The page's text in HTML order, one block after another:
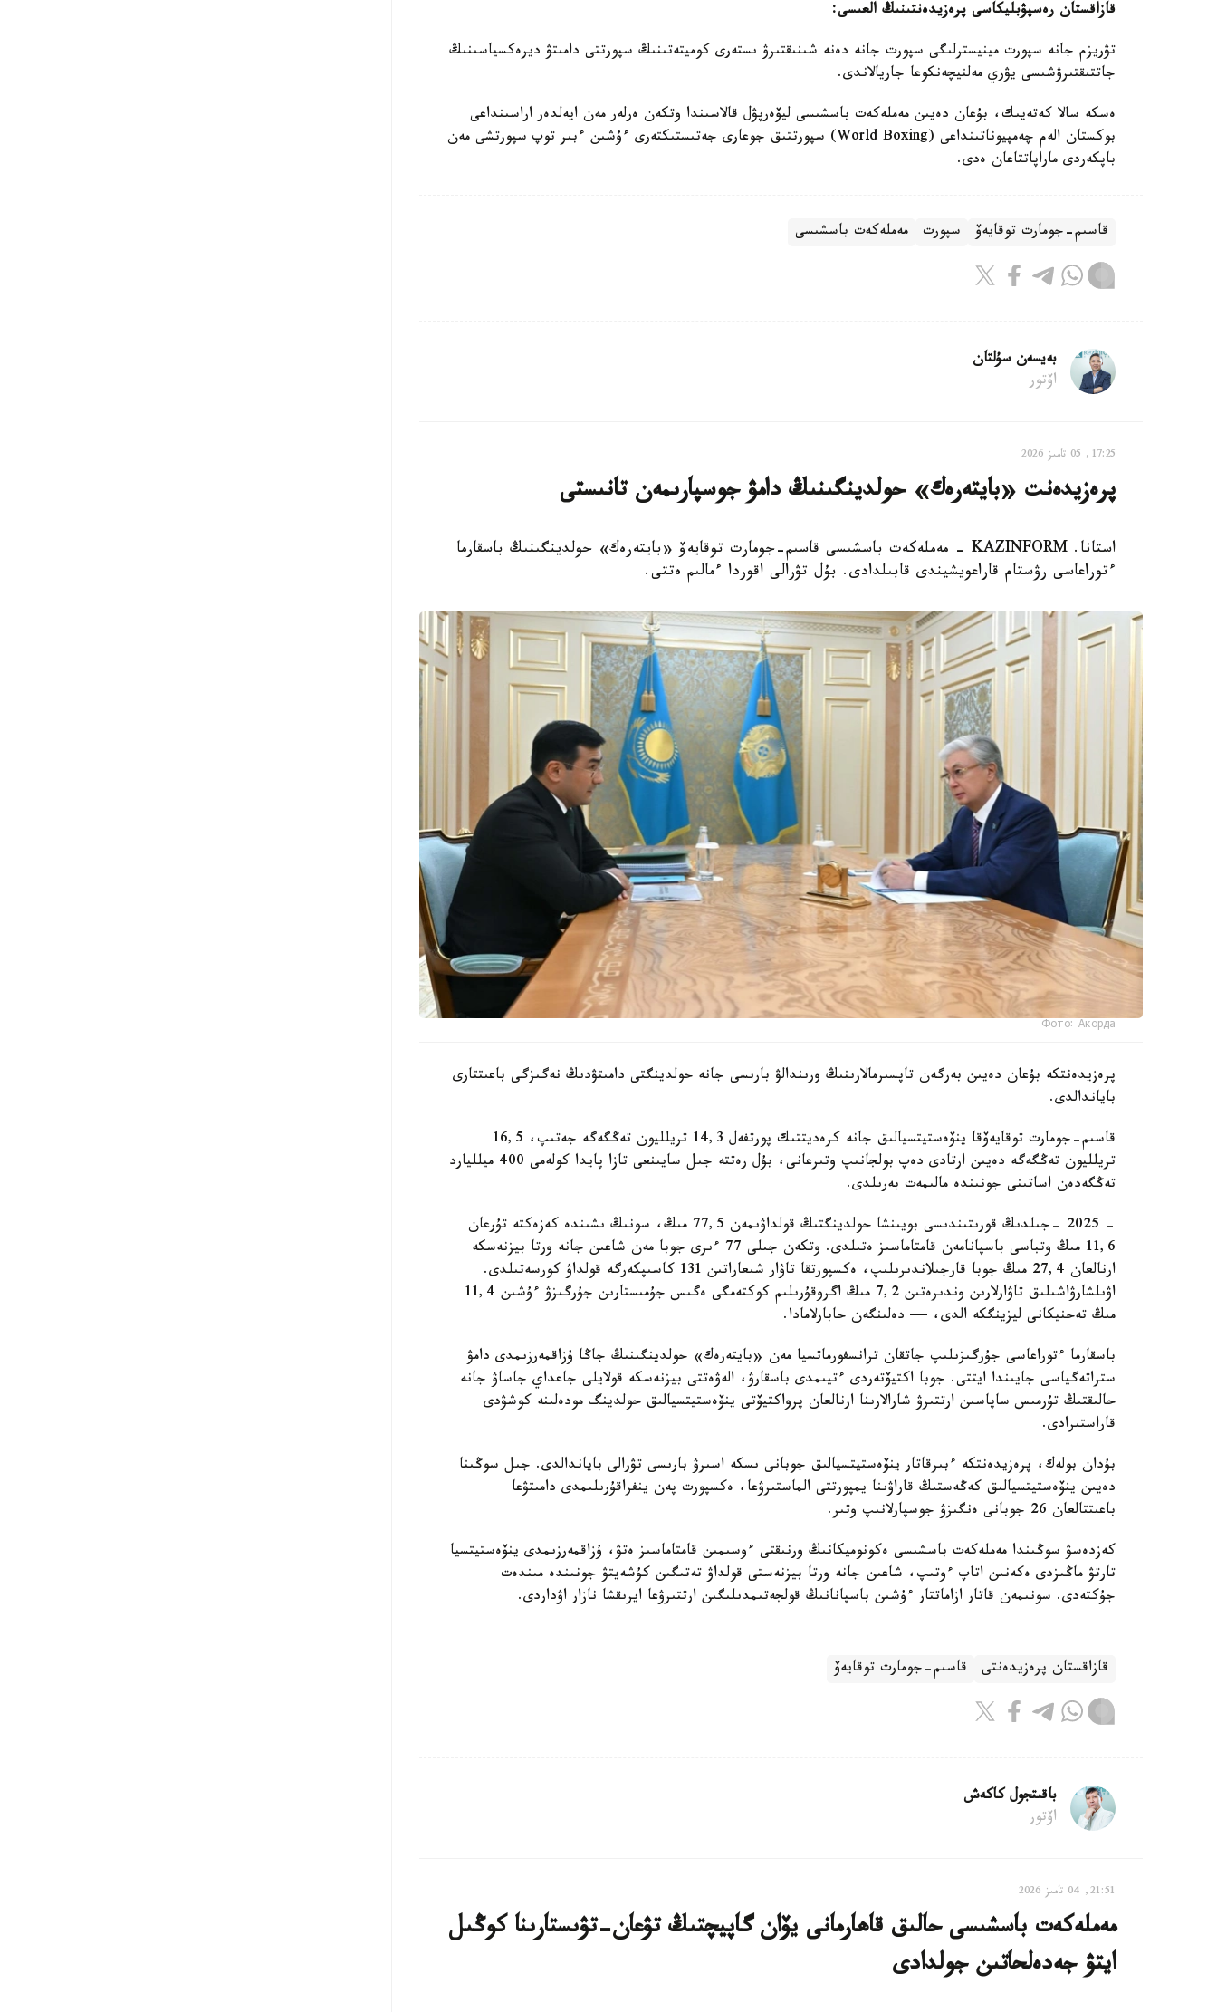
قازاقستان رەسپۋبليكاسى پرەزيدەنتىنىڭ العىسى:
تۋريزم جانە سپورت مينيسترلىگى سپورت جانە دەنە شىنىقتىرۋ ىستەرى كوميتەتىنىڭ سپورتتى دامىتۋ ديرەكسياسىنىڭ
جاتتىقتىرۋشىسى يۋري مەلنيچەنكوعا جاريالاندى.
ەسكە سالا كەتەيىك، بۇعان دەيىن مەملەكەت باسشىسى ليۆەرپۋل قالاسىندا وتكەن ەرلەر مەن ايەلدەر اراسىنداعى
بوكستان الەم چەمپيوناتىنداعى (World Boxing) سپورتتىق جوعارى جەتىستىكتەرى ءۇشىن ءبىر توپ سپورتشى مەن
باپكەردى ماراپاتتاعان ەدى.
قاسىم-جومارت توقايەۆ سپورت مەملەكەت باسشىسى
بەيسەن سۇلتان
اۆتور
17:25, 05 تامىز 2026
پرەزيدەنت «بايتەرەك» حولدينگىنىڭ دامۋ جوسپارىمەن تانىستى
استانا. KAZINFORM - مەملەكەت باسشىسى قاسىم-جومارت توقايەۆ «بايتەرەك» حولدينگىنىڭ باسقارما
ءتوراعاسى رۋستام قاراعويشيندى قابىلدادى. بۇل تۋرالى اقوردا ءمالىم ەتتى.
Фото: Акорда
پرەزيدەنتكە بۇعان دەيىن بەرگەن تاپسىرمالارىنىڭ ورىندالۋ بارىسى جانە حولدينگتى دامىتۋدىڭ نەگىزگى باعىتتارى
باياندالدى.
قاسىم-جومارت توقايەۆقا ينۆەستيتسيالىق جانە كرەديتتىك پورتفەل 14,3 تريلليون تەڭگەگە جەتىپ، 16,5
تريلليون تەڭگەگە دەيىن ارتادى دەپ بولجانىپ وتىرعانى، بۇل رەتتە جىل سايىنعى تازا پايدا كولەمى 400 ميلليارد
تەڭگەدەن اساتىنى جونىندە مالىمەت بەرىلدى.
- 2025 -جىلدىڭ قورىتىندىسى بويىنشا حولدينگتىڭ قولداۋىمەن 77,5 مىڭ، سونىڭ ىشىندە كەزەكتە تۇرعان
11,6 مىڭ وتباسى باسپانامەن قامتاماسىز ەتىلدى. وتكەن جىلى 77 ءىرى جوبا مەن شاعىن جانە ورتا بيزنەسكە
ارنالعان 27,4 مىڭ جوبا قارجىلاندىرىلىپ، ەكسپورتقا تاۋار شىعاراتىن 131 كاسىپكەرگە قولداۋ كورسەتىلدى.
اۋىلشارۋاشىلىق تاۋارلارىن وندىرەتىن 7,2 مىڭ اگروقۇرىلىم كوكتەمگى ەگىس جۇمىستارىن جۇرگىزۋ ءۇشىن 11,4
مىڭ تەحنيكانى ليزينگكە الدى، — دەلىنگەن حابارلامادا.
باسقارما ءتوراعاسى جۇرگىزىلىپ جاتقان ترانسفورماتسيا مەن «بايتەرەك» حولدينگىنىڭ جاڭا ۇزاقمەرزىمدى دامۋ
ستراتەگياسى جايىندا ايتتى. جوبا اكتيۆتەردى ءتيىمدى باسقارۋ، الەۋەتتى بيزنەسكە قولايلى جاعداي جاساۋ جانە
حالىقتىڭ تۇرمىس ساپاسىن ارتتىرۋ شارالارىنا ارنالعان پرواكتيۆتى ينۆەستيتسيالىق حولدينگ مودەلىنە كوشۋدى
قاراستىرادى.
بۇدان بولەك، پرەزيدەنتكە ءبىرقاتار ينۆەستيتسيالىق جوبانى ىسكە اسىرۋ بارىسى تۋرالى باياندالدى. جىل سوڭىنا
دەيىن ينۆەستيتسيالىق كەڭەستىڭ قاراۋىنا يمپورتتى الماستىرۋعا، ەكسپورت پەن ينفراقۇرىلىمدى دامىتۋعا
باعىتتالعان 26 جوبانى ەنگىزۋ جوسپارلانىپ وتىر.
كەزدەسۋ سوڭىندا مەملەكەت باسشىسى ەكونوميكانىڭ ورنىقتى ءوسىمىن قامتاماسىز ەتۋ، ۇزاقمەرزىمدى ينۆەستيتسيا
تارتۋ ماڭىزدى ەكەنىن اتاپ ءوتىپ، شاعىن جانە ورتا بيزنەستى قولداۋ تەتىگىن كۇشەيتۋ جونىندە مىندەت
جۇكتەدى. سونىمەن قاتار ازاماتتار ءۇشىن باسپانانىڭ قولجەتىمدىلىگىن ارتتىرۋعا ايرىقشا نازار اۋداردى.
قازاقستان پرەزيدەنتى قاسىم-جومارت توقايەۆ
باقىتجول كاكەش
اۆتور
21:51, 04 تامىز 2026
مەملەكەت باسشىسى حالىق قاھارمانى يۆان گاپيچتىڭ تۋعان-تۋىستارىنا كوڭىل
ايتۋ جەدەلحاتىن جولدادى